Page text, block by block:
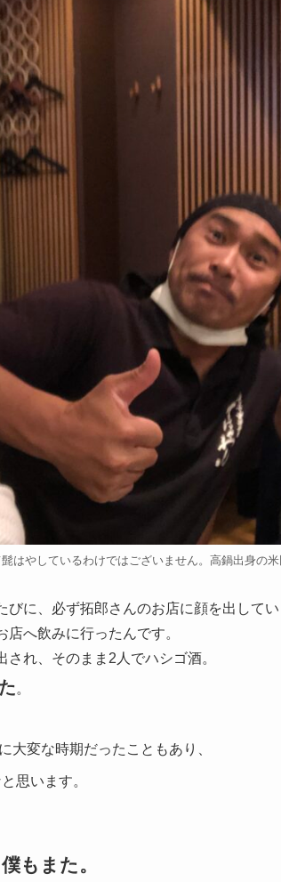
はやしているわけではございません。高鍋出身の米
に、必ず拓郎さんのお店に顔を出してい
へ飲みに行ったんです。
れ、そのまま2人でハシゴ酒。
。
大変な時期だったこともあり、
思います。
もまた。